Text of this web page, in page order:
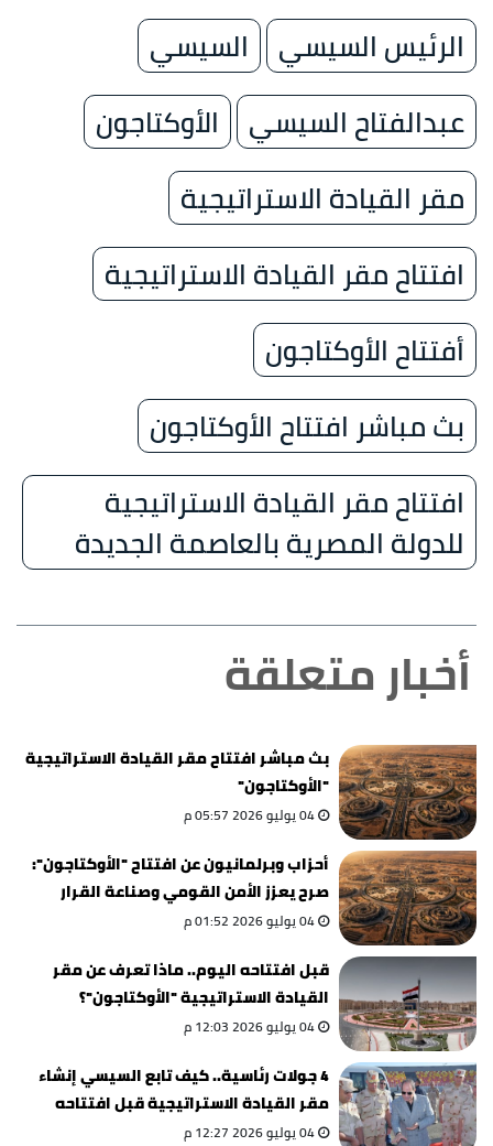
الرئيس السيسي
السيسي
عبدالفتاح السيسي
الأوكتاجون
مقر القيادة الاستراتيجية
افتتاح مقر القيادة الاستراتيجية
أفتتاح الأوكتاجون
بث مباشر افتتاح الأوكتاجون
افتتاح مقر القيادة الاستراتيجية
للدولة المصرية بالعاصمة الجديدة
أخبار متعلقة
بث مباشر افتتاح مقر القيادة الاستراتيجية
"الأوكتاجون"
04 يوليو 2026 05:57 م
أحزاب وبرلمانيون عن افتتاح "الأوكتاجون":
صرح يعزز الأمن القومي وصناعة القرار
04 يوليو 2026 01:52 م
قبل افتتاحه اليوم.. ماذا تعرف عن مقر
القيادة الاستراتيجية "الأوكتاجون"؟
04 يوليو 2026 12:03 م
4 جولات رئاسية.. كيف تابع السيسي إنشاء
مقر القيادة الاستراتيجية قبل افتتاحه
اليوم؟
04 يوليو 2026 12:27 م